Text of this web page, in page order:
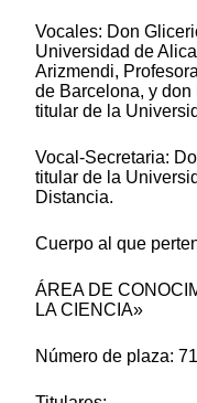
Vocales: Don
Universidad de
Arizmendi,
de Barcelona, y
titular de la
Vocal-Secretaria:
titular de la
Distancia.
Cuerpo al que
ÁREA DE
LA CIENCIA»
Número de plaza: